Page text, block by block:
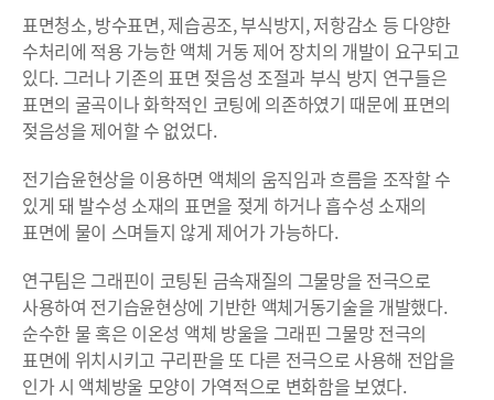
표면청소, 방수표면, 제습공조, 부식방지, 저항감소 등 다양한
수처리에 적용 가능한 액체 거동 제어 장치의 개발이 요구되고
있다. 그러나 기존의 표면 젖음성 조절과 부식 방지 연구들은
표면의 굴곡이나 화학적인 코팅에 의존하였기 때문에 표면의
젖음성을 제어할 수 없었다.
전기습윤현상을 이용하면 액체의 움직임과 흐름을 조작할 수
있게 돼 발수성 소재의 표면을 젖게 하거나 흡수성 소재의
표면에 물이 스며들지 않게 제어가 가능하다.
연구팀은 그래핀이 코팅된 금속재질의 그물망을 전극으로
사용하여 전기습윤현상에 기반한 액체거동기술을 개발했다.
순수한 물 혹은 이온성 액체 방울을 그래핀 그물망 전극의
표면에 위치시키고 구리판을 또 다른 전극으로 사용해 전압을
인가 시 액체방울 모양이 가역적으로 변화함을 보였다.